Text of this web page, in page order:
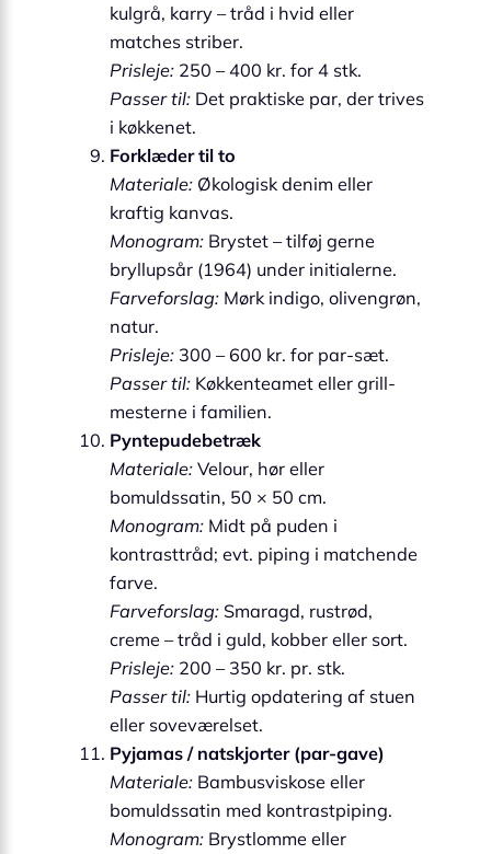
kulgrå, karry – tråd i hvid eller
matches striber.
Prisleje: 250 – 400 kr. for 4 stk.
Passer til: Det praktiske par, der trives
i køkkenet.
Forklæder til to
Materiale: Økologisk denim eller
kraftig kanvas.
Monogram: Brystet – tilføj gerne
bryllupsår (1964) under initialerne.
Farveforslag: Mørk indigo, olivengrøn,
natur.
Prisleje: 300 – 600 kr. for par-sæt.
Passer til: Køkkenteamet eller grill-
mesterne i familien.
Pyntepudebetræk
Materiale: Velour, hør eller
bomuldssatin, 50 × 50 cm.
Monogram: Midt på puden i
kontrasttråd; evt. piping i matchende
farve.
Farveforslag: Smaragd, rustrød,
creme – tråd i guld, kobber eller sort.
Prisleje: 200 – 350 kr. pr. stk.
Passer til: Hurtig opdatering af stuen
eller soveværelset.
Pyjamas / natskjorter (par-gave)
Materiale: Bambusviskose eller
bomuldssatin med kontrastpiping.
Monogram: Brystlomme eller